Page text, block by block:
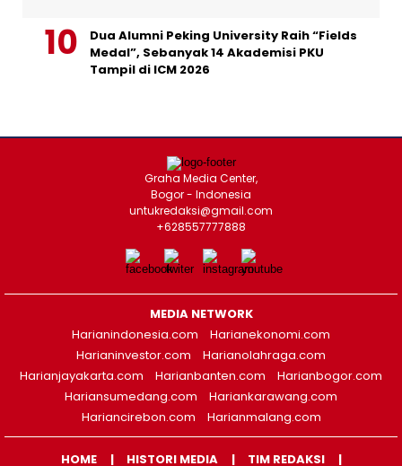
Dua Alumni Peking University Raih “Fields
Medal”, Sebanyak 14 Akademisi PKU
Tampil di ICM 2026
Graha Media Center,
Bogor - Indonesia
untukredaksi@gmail.com
+628557777888
MEDIA NETWORK
Harianindonesia.com
Harianekonomi.com
Harianinvestor.com
Harianolahraga.com
Harianjayakarta.com
Harianbanten.com
Harianbogor.com
Hariansumedang.com
Hariankarawang.com
Hariancirebon.com
Harianmalang.com
HOME HISTORI MEDIA TIM REDAKSI